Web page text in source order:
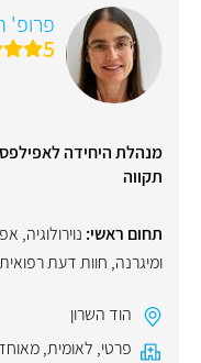
פרופ'
5
תקווה
תחום ראשי: נוירולוגיה,
ומיגרנה, חוות דעת
הוד השרון
פרטי, לאומית,